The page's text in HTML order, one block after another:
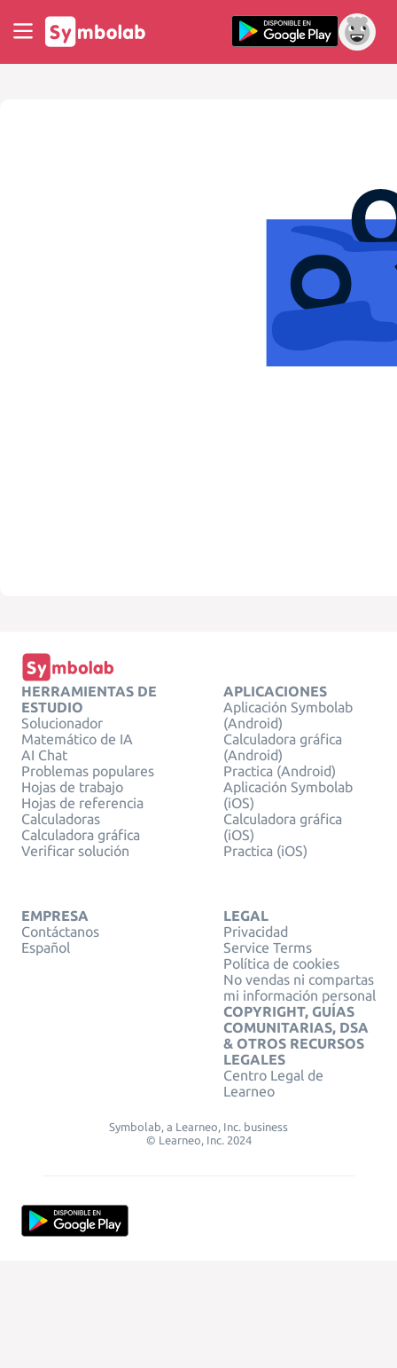
HERRAMIENTAS DE
ESTUDIO
Solucionador
Matemático de IA
AI Chat
Problemas populares
Hojas de trabajo
Hojas de referencia
Calculadoras
Calculadora gráfica
Verificar solución
APLICACIONES
Aplicación Symbolab
(Android)
Calculadora gráfica
(Android)
Practica (Android)
Aplicación Symbolab
(iOS)
Calculadora gráfica
(iOS)
Practica (iOS)
EMPRESA
Contáctanos
Español
LEGAL
Privacidad
Service Terms
Política de cookies
No vendas ni compartas
mi información personal
COPYRIGHT, GUÍAS
COMUNITARIAS, DSA
& OTROS RECURSOS
LEGALES
Centro Legal de
Learneo
Symbolab, a Learneo, Inc. business
© Learneo, Inc. 2024